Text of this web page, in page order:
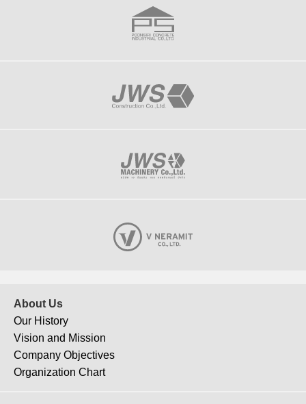
IRPC Innovation Center
About Us
Our History
Vision and Mission
Company Objectives
Organization Chart